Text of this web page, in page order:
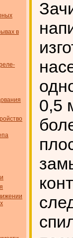
в
0,5